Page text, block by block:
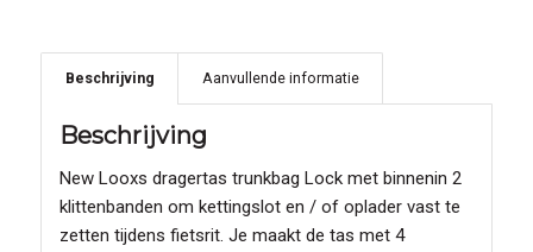
Beschrijving Aanvullende informatie
Beschrijving
New Looxs dragertas trunkbag Lock met binnenin 2
klittenbanden om kettingslot en / of oplader vast te
zetten tijdens fietsrit. Je maakt de tas met 4